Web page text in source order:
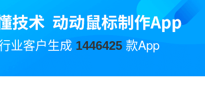
业客户生成 1446425 款App